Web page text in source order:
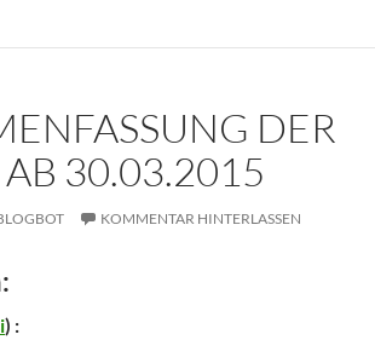
DER
30.03.2015
KOMMENTAR HINTERLASSEN
) :